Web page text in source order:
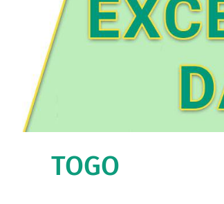
TOGO